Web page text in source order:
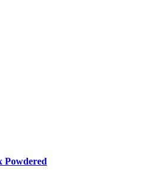
Powdered